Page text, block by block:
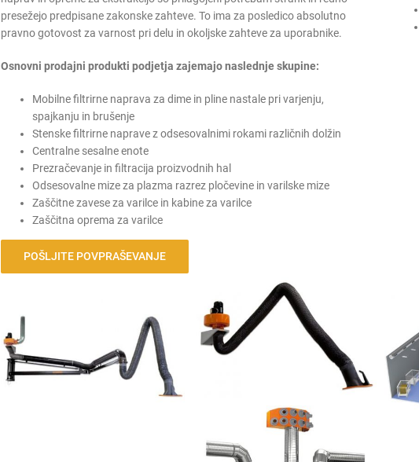
presežejo predpisane zakonske zahteve. To ima za posledico absolutno
pravno gotovost za varnost pri delu in okoljske zahteve za uporabnike.
Osnovni prodajni produkti podjetja zajemajo naslednje skupine:
Mobilne filtrirne naprava za dime in pline nastale pri varjenju,
spajkanju in brušenje
Stenske filtrirne naprave z odsesovalnimi rokami različnih dolžin
Centralne sesalne enote
Prezračevanje in filtracija proizvodnih hal
Odsesovalne mize za plazma razrez pločevine in varilske mize
Zaščitne zavese za varilce in kabine za varilce
Zaščitna oprema za varilce
POŠLJITE POVPRAŠEVANJE